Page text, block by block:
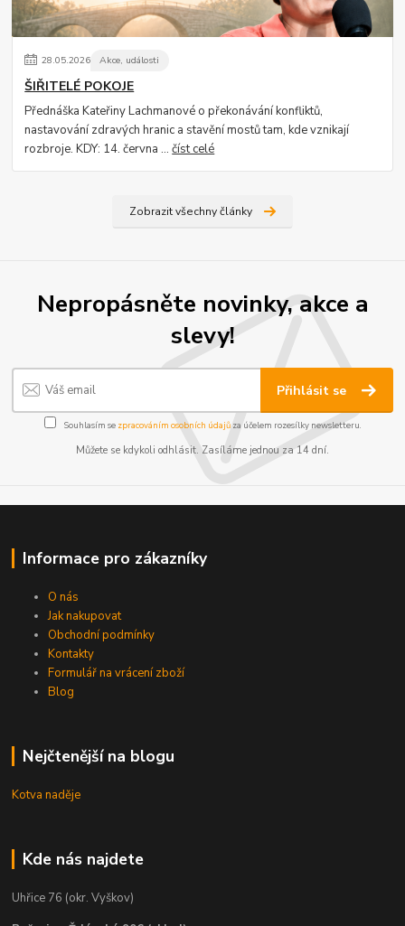
28.05.2026 Akce, události
ŠIŘITELÉ POKOJE
Přednáška Kateřiny Lachmanové o překonávání konfliktů,
nastavování zdravých hranic a stavění mostů tam, kde vznikají
rozbroje. KDY: 14. června ...číst celé
Zobrazit všechny články
Nepropásněte novinky, akce a
slevy!
Přihlásit se
Souhlasím se zpracováním osobních údajůza účelem rozesílky newsletteru.
Můžete se kdykoli odhlásit. Zasíláme jednou za 14 dní.
Informace pro zákazníky
O nás
Jak nakupovat
Obchodní podmínky
Kontakty
Formulář na vrácení zboží
Blog
Nejčtenější na blogu
Kotva naděje
Kde nás najdete
Uhřice 76 (okr. Vyškov)